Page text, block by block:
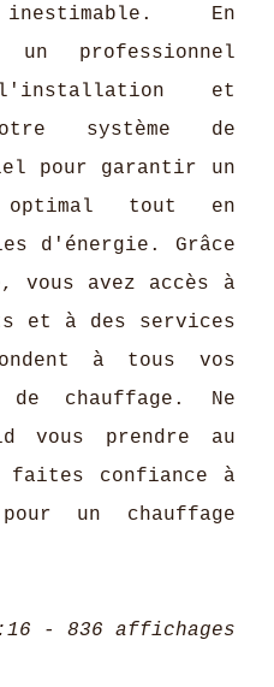
En
professionnel
et
système de
pour garantir un
optimal tout en
d'énergie. Grâce
vous avez accès à
et à des services
à tous vos
chauffage. Ne
vous prendre au
faites confiance à
un chauffage
- 836 affichages